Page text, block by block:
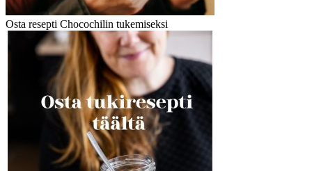
Osta resepti Chocochilin tukemiseksi